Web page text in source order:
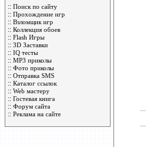
:: Поиск по сайту
:: Прохождение игр
:: Взломщик игр
:: Коллекция обоев
:: Flash Игры
:: 3D Заставки
:: IQ тесты
:: MP3 приколы
:: Фото приколы
:: Отправка SMS
:: Каталог ссылок
:: Web мастеру
:: Гостевая книга
:: Форум сайта
:: Реклама на сайте